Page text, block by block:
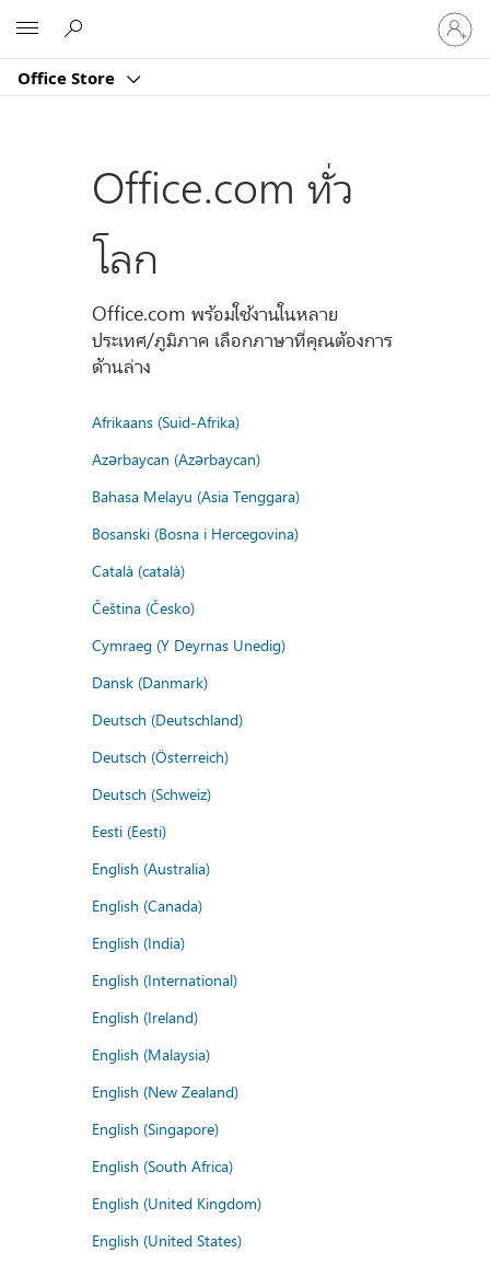
Office Store
ลงชื่อ
เข้า
บัญชี
Office.com ทั่ว
โลก
Office.com พร้อมใช้งานในหลาย
ประเทศ/ภูมิภาค เลือกภาษาที่คุณต้องการ
ด้านล่าง
Afrikaans (Suid-Afrika)
Azərbaycan (Azərbaycan)
Bahasa Melayu (Asia Tenggara)
Bosanski (Bosna i Hercegovina)
Català (català)
Čeština (Česko)
Cymraeg (Y Deyrnas Unedig)
Dansk (Danmark)
Deutsch (Deutschland)
Deutsch (Österreich)
Deutsch (Schweiz)
Eesti (Eesti)
English (Australia)
English (Canada)
English (India)
English (International)
English (Ireland)
English (Malaysia)
English (New Zealand)
English (Singapore)
English (South Africa)
English (United Kingdom)
English (United States)